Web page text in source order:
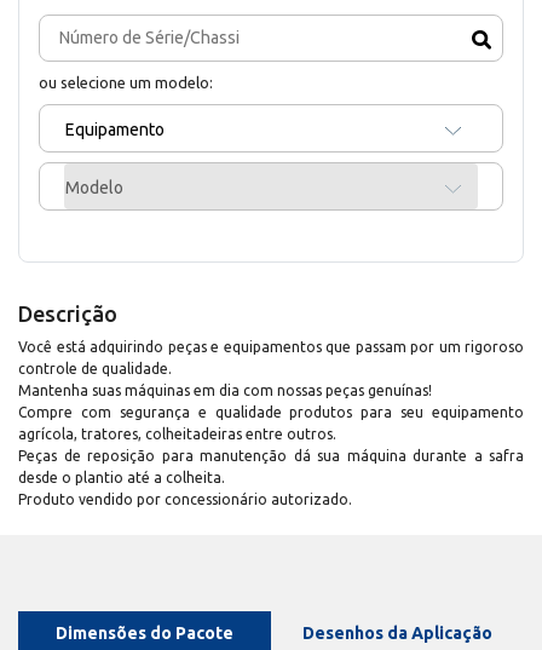
ou selecione um modelo:
Equipamento
Modelo
Descrição
Você está adquirindo peças e equipamentos que passam por um rigoroso
controle de qualidade.
Mantenha suas máquinas em dia com nossas peças genuínas!
Compre com segurança e qualidade produtos para seu equipamento
agrícola, tratores, colheitadeiras entre outros.
Peças de reposição para manutenção dá sua máquina durante a safra
desde o plantio até a colheita.
Produto vendido por concessionário autorizado.
Dimensões do Pacote Desenhos da Aplicação